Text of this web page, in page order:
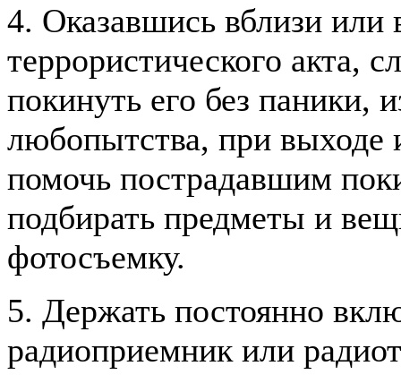
4. Оказавшись вблизи или
террористического акта,
покинуть его без паники,
любопытства, при выходе
помочь пострадавшим
подбирать предметы и
фотосъемку.
5. Держать постоянно
радиоприемник или